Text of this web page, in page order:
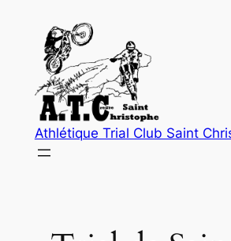
contenu
Athlétique Trial Club Saint